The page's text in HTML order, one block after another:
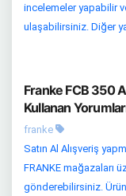
incelemeler yapabilir
ulaşabilirsiniz. Diğer
Franke FCB 350
Kullanan
franke
Satın Al Alışveriş
FRANKE mağazaları
gönderebilirsiniz.